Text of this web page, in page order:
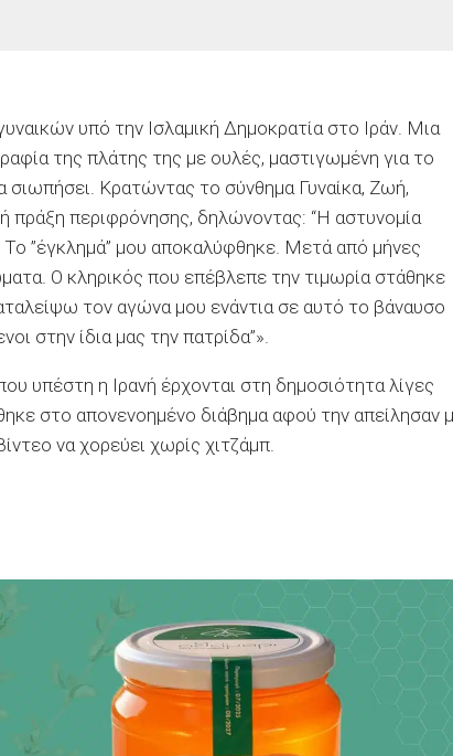
υπό την Ισλαμική Δημοκρατία στο Ιράν. Μια
της πλάτης της με ουλές, μαστιγωμένη για το
σιωπήσει. Κρατώντας το σύνθημα Γυναίκα, Ζωή,
πράξη περιφρόνησης, δηλώνοντας: “Η αστυνομία
”έγκλημά” μου αποκαλύφθηκε. Μετά από μήνες
Ο κληρικός που επέβλεπε την τιμωρία στάθηκε
τον αγώνα μου ενάντια σε αυτό το βάναυσο
στην ίδια μας την πατρίδα”».
υπέστη η Ιρανή έρχονται στη δημοσιότητα λίγες
στο απονενοημένο διάβημα αφού την απείλησαν
να χορεύει χωρίς χιτζάμπ.